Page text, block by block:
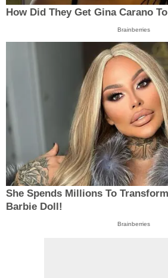
How Did They Get Gina Carano
Brainberries
She Spends Millions To
Barbie Doll!
Brainberries